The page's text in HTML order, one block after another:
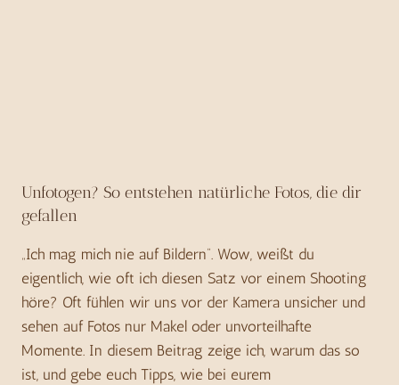
Unfotogen? So entstehen natürliche Fotos, die dir
gefallen
„Ich mag mich nie auf Bildern“. Wow, weißt du
eigentlich, wie oft ich diesen Satz vor einem Shooting
höre? Oft fühlen wir uns vor der Kamera unsicher und
sehen auf Fotos nur Makel oder unvorteilhafte
Momente. In diesem Beitrag zeige ich, warum das so
ist, und gebe euch Tipps, wie bei eurem